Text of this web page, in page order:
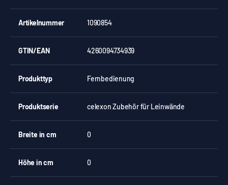
Artikelnummer 1090854
GTIN/EAN 4260094734939
Produkttyp Fernbedienung
Produktserie celexon Zubehör für Leinwände
Breite in cm 0
Höhe in cm 0